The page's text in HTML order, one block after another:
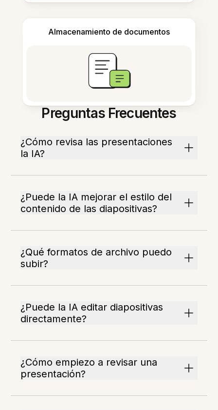
Almacenamiento de documentos
Preguntas Frecuentes
¿Cómo revisa las presentaciones
la IA?
¿Puede la IA mejorar el estilo del
contenido de las diapositivas?
¿Qué formatos de archivo puedo
subir?
¿Puede la IA editar diapositivas
directamente?
¿Cómo empiezo a revisar una
presentación?